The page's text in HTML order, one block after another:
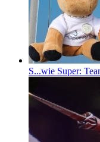
S...wie Super: